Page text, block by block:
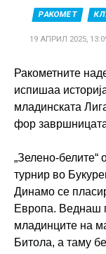
РАКОМЕТ
19 АПРИЛ 2025,
Ракометните
испишаа
младинската
фор
„Зелено-белите“
турнир во
Динамо се
Европа. Веднаш
младинците на
Битола, а таму